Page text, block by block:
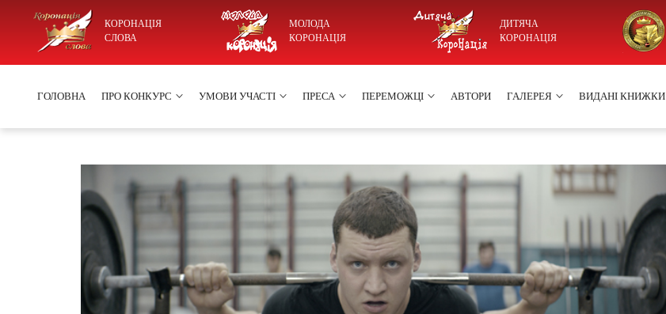
КОРОНАЦІЯ
СЛОВА
МОЛОДА
КОРОНАЦІЯ
ДИТЯЧА
КОРОНАЦІЯ
ГОЛОВНА ПРО КОНКУРС УМОВИ УЧАСТІ ПРЕСА ПЕРЕМОЖЦІ АВТОРИ ГАЛЕРЕЯ ВИДАНІ КНИЖКИ